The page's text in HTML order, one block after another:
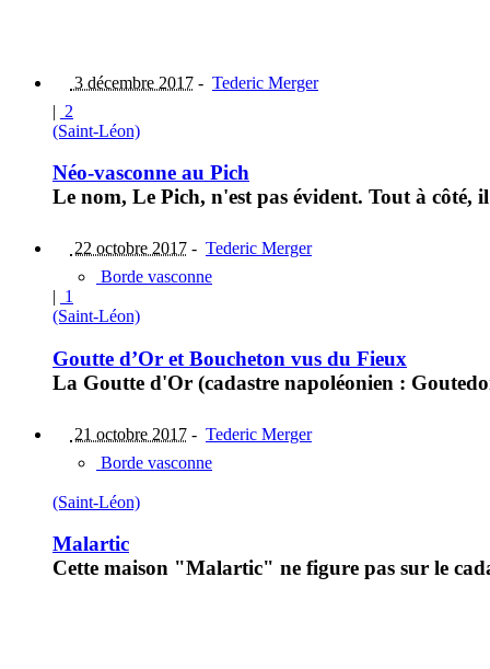
3 décembre 2017 - Tederic Merger
| 2
(Saint-Léon)
Néo-vasconne au Pich
Le nom, Le Pich, n'est pas évident. Tout à
22 octobre 2017 - Tederic Merger
Borde vasconne
| 1
(Saint-Léon)
Goutte d’Or et Boucheton vus du Fieux
La Goutte d'Or (cadastre napoléonien :
21 octobre 2017 - Tederic Merger
Borde vasconne
(Saint-Léon)
Malartic
Cette maison "Malartic" ne figure pas sur le